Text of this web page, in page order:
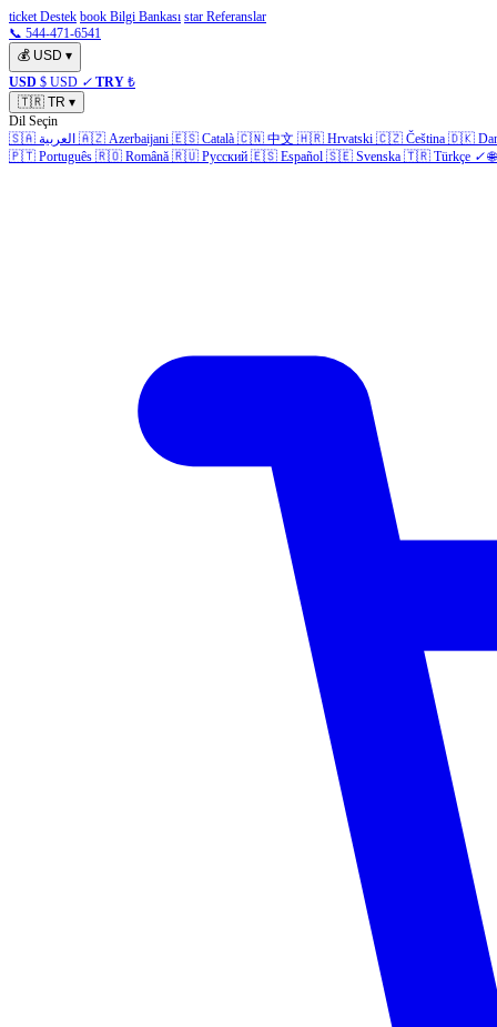
ticket Destek book Bilgi Bankası star Referanslar
📞 544-471-6541
💰 USD ▾
USD $ USD ✓ TRY ₺
🇹🇷 TR ▾
Dil Seçin
🇸🇦 العربية 🇦🇿 Azerbaijani 🇪🇸 Català 🇨🇳 中文 🇭🇷 Hrvatski 🇨🇿 Čeština 🇩🇰
🇵🇹 Português 🇷🇴 Română 🇷🇺 Русский 🇪🇸 Español 🇸🇪 Svenska 🇹🇷 Türkçe ✓ 🌐